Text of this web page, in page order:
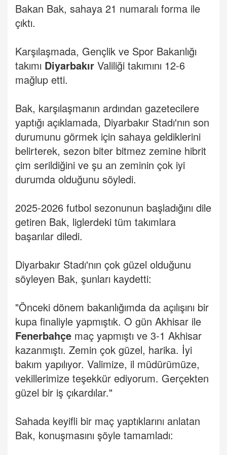
Bakan Bak, sahaya 21 numaralı forma ile
çıktı.
Karşılaşmada, Gençlik ve Spor Bakanlığı
takımı Diyarbakır Valiliği takımını 12-6
mağlup etti.
Bak, karşılaşmanın ardından gazetecilere
yaptığı açıklamada, Diyarbakır Stadı'nın son
durumunu görmek için sahaya geldiklerini
belirterek, sezon biter bitmez zemine hibrit
çim serildiğini ve şu an zeminin çok iyi
durumda olduğunu söyledi.
2025-2026 futbol sezonunun başladığını dile
getiren Bak, liglerdeki tüm takımlara
başarılar diledi.
Diyarbakır Stadı'nın çok güzel olduğunu
söyleyen Bak, şunları kaydetti:
"Önceki dönem bakanlığımda da açılışını bir
kupa finaliyle yapmıştık. O gün Akhisar ile
Fenerbahçe maç yapmıştı ve 3-1 Akhisar
kazanmıştı. Zemin çok güzel, harika. İyi
bakım yapılıyor. Valimize, il müdürümüze,
vekillerimize teşekkür ediyorum. Gerçekten
güzel bir iş çıkardılar."
Sahada keyifli bir maç yaptıklarını anlatan
Bak, konuşmasını şöyle tamamladı: